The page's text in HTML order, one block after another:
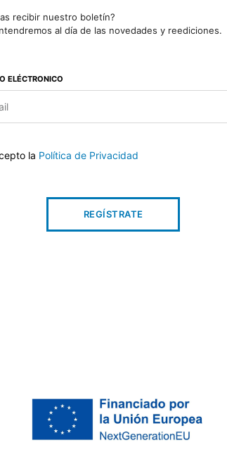
recibir nuestro boletín?
al día de las novedades y reediciones.
ELÉCTRONICO
la Política de Privacidad
REGÍSTRATE